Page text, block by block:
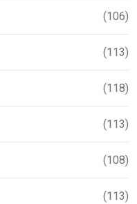
(106)
(113)
(118)
(113)
(108)
(113)